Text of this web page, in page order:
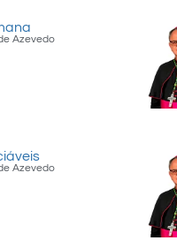
Azevedo
Azevedo